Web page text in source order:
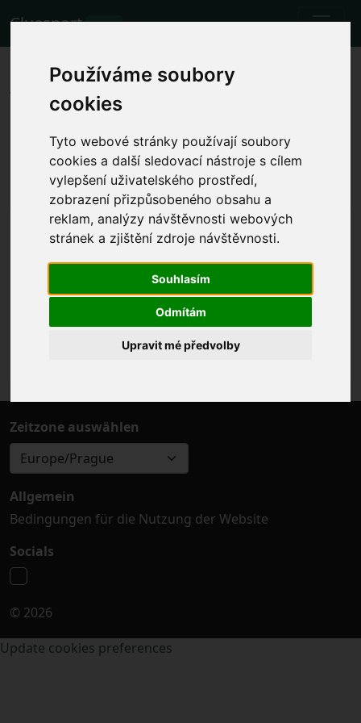
Používáme soubory
cookies
Tyto webové stránky používají soubory
cookies a další sledovací nástroje s cílem
vylepšení uživatelského prostředí,
zobrazení přizpůsobeného obsahu a
reklam, analýzy návštěvnosti webových
stránek a zjištění zdroje návštěvnosti.
Souhlasím
Odmítám
Upravit mé předvolby
Cluesport BETA
Die besten Flugtarife und
Tickets für das Fußballspiel AFC
Bournemouth gegen Liverpool
Spiele 13.1.2024 AFC Bournemouth - Liverpool FC
Lokale Spielzeit anzeigen
Sa. 13.1.2024 16:00
Vitality Stadium, Bournemouth
(England)
Premier League
Das Ereignis ist bereits eingetreten. Sie können
Zeitzone auswählen
Europe/Prague
Allgemein
Bedingungen für die Nutzung der Website
Socials
© 2026
Update cookies preferences